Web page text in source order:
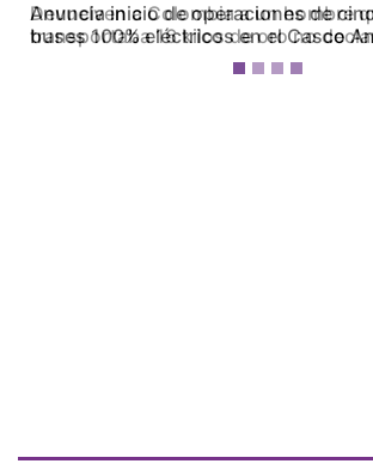
Devuelven a Colombia a un hombre
transportaba 16 kilos de oro no